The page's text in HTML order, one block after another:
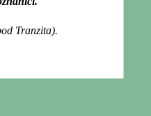
Tranzita).